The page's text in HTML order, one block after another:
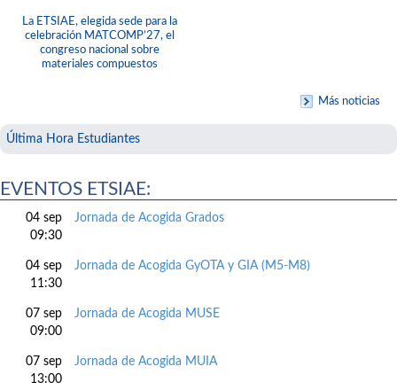
La ETSIAE, elegida sede para la
celebración MATCOMP’27, el
congreso nacional sobre
materiales compuestos
Más noticias
Última Hora Estudiantes
EVENTOS ETSIAE:
04 sep
09:30
Jornada de Acogida Grados
04 sep
11:30
Jornada de Acogida GyOTA y GIA (M5-M8)
07 sep
09:00
Jornada de Acogida MUSE
07 sep
13:00
Jornada de Acogida MUIA